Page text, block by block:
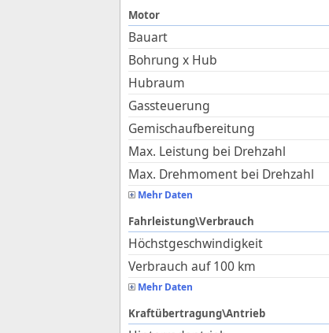
Motor
Bauart
Bohrung x Hub
Hubraum
Gassteuerung
Gemischaufbereitung
Max. Leistung bei Drehzahl
Max. Drehmoment bei Drehzahl
Mehr Daten
Fahrleistung\Verbrauch
Höchstgeschwindigkeit
Verbrauch auf 100 km
Mehr Daten
Kraftübertragung\Antrieb